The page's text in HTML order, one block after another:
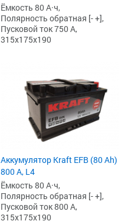
Ёмкость 80 А·ч,
Полярность обратная [- +],
Пусковой ток 750 А,
315x175x190
Аккумулятор Kraft EFB (80 Ah)
800 А, L4
Ёмкость 80 А·ч,
Полярность обратная [- +],
Пусковой ток 800 А,
315x175x190